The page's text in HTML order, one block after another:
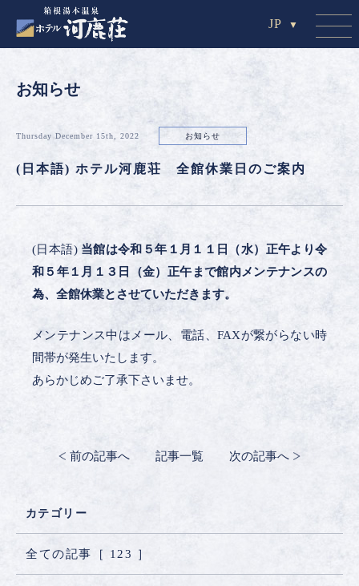
お知らせ
Thursday December 15th, 2022 お知らせ
(日本語) ホテル河鹿荘 全館休業日のご案内
(日本語) 当館は令和５年１月１１日（水）正午より令
和５年１月１３日（金）正午まで館内メンテナンスの
為、全館休業とさせていただきます。
メンテナンス中はメール、電話、FAXが繋がらない時
間帯が発生いたします。
あらかじめご了承下さいませ。
前の記事へ 記事一覧 次の記事へ
カテゴリー
全ての記事［ 123 ］
JP